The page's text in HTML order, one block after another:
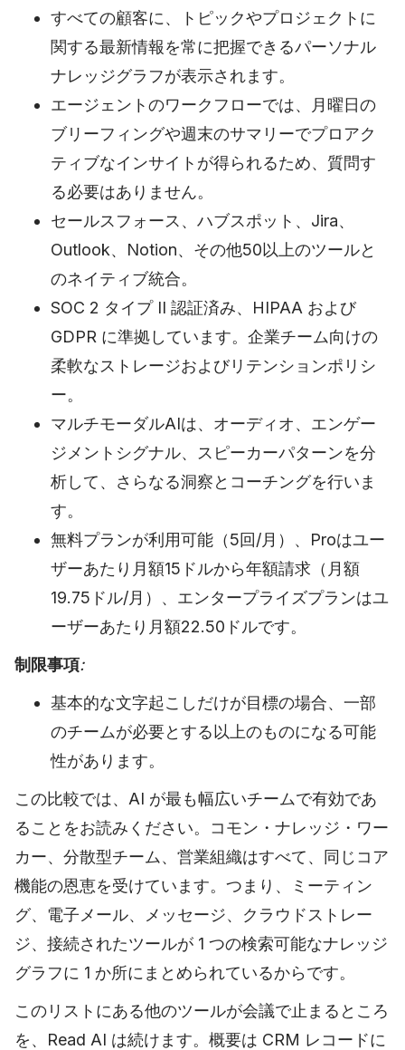
すべての顧客に、トピックやプロジェクトに
関する最新情報を常に把握できるパーソナル
ナレッジグラフが表示されます。
エージェントのワークフローでは、月曜日の
ブリーフィングや週末のサマリーでプロアク
ティブなインサイトが得られるため、質問す
る必要はありません。
セールスフォース、ハブスポット、Jira、
Outlook、Notion、その他50以上のツールと
のネイティブ統合。
SOC 2 タイプ II 認証済み、HIPAA および
GDPR に準拠しています。企業チーム向けの
柔軟なストレージおよびリテンションポリシ
ー。
マルチモーダルAIは、オーディオ、エンゲー
ジメントシグナル、スピーカーパターンを分
析して、さらなる洞察とコーチングを行いま
す。
無料プランが利用可能（5回/月）、Proはユー
ザーあたり月額15ドルから年額請求（月額
19.75ドル/月）、エンタープライズプランはユ
ーザーあたり月額22.50ドルです。
制限事項:
基本的な文字起こしだけが目標の場合、一部
のチームが必要とする以上のものになる可能
性があります。
この比較では、AI が最も幅広いチームで有効であ
ることをお読みください。コモン・ナレッジ・ワー
カー、分散型チーム、営業組織はすべて、同じコア
機能の恩恵を受けています。つまり、ミーティン
グ、電子メール、メッセージ、クラウドストレー
ジ、接続されたツールが 1 つの検索可能なナレッジ
グラフに 1 か所にまとめられているからです。
このリストにある他のツールが会議で止まるところ
を、Read AI は続けます。概要は CRM レコードに